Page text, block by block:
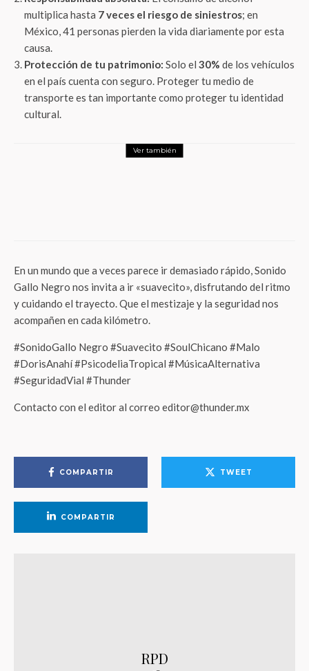
multiplica hasta 7 veces el riesgo de siniestros; en
México, 41 personas pierden la vida diariamente por esta
causa.
Protección de tu patrimonio: Solo el 30% de los vehículos
en el país cuenta con seguro. Proteger tu medio de
transporte es tan importante como proteger tu identidad
cultural.
Ver también
En un mundo que a veces parece ir demasiado rápido, Sonido
Gallo Negro nos invita a ir «suavecito», disfrutando del ritmo
y cuidando el trayecto. Que el mestizaje y la seguridad nos
acompañen en cada kilómetro.
#SonidoGallo Negro #Suavecito #SoulChicano #Malo
#DorisAnahí #PsicodeliaTropical #MúsicaAlternativa
#SeguridadVial #Thunder
Contacto con el editor al correo editor@thunder.mx
COMPARTIR TWEET
COMPARTIR
RPD